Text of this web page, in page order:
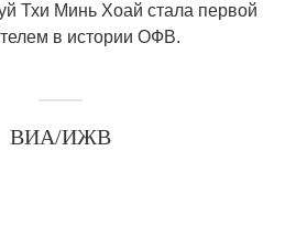
Тхи Минь Хоай стала первой
в истории ОФВ.
ВИА/ИЖВ